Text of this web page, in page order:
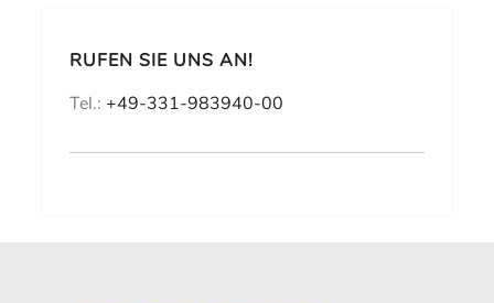
RUFEN SIE UNS AN!
Tel.: +49-331-983940-00